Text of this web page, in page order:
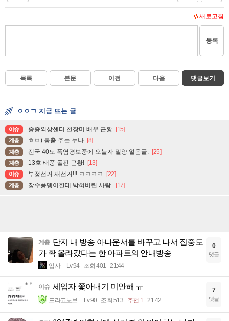
새로고침
등록
목록 본문 이전 다음 댓글보기
ㅇㅇㄱ 지금 뜨는 글
이슈 중증외상센터 천장미 배우 근황 [15]
계층 ㅎㅂ) 봉춤 추는 누나 [8]
계층 전국 40도 폭염경보중에 오늘자 밀양 얼음골. [25]
계층 13호 태풍 돌핀 근황! [13]
이슈 부정선거 재선거!!! ㅋㅋㅋㅋ [22]
계층 장수풍뎅이한테 박혀버린 사람. [17]
계층 단지 내 방송 아나운서를 바꾸고 나서 집중도
가 확 올라갔다는 한 아파트의 안내방송
입사 Lv.94 조회 401 21:44
0
댓글
이슈 세입자 쫓아내기 미안해 ㅠ
드라고노브 Lv.90 조회 513 추천 1 21:42
7
댓글